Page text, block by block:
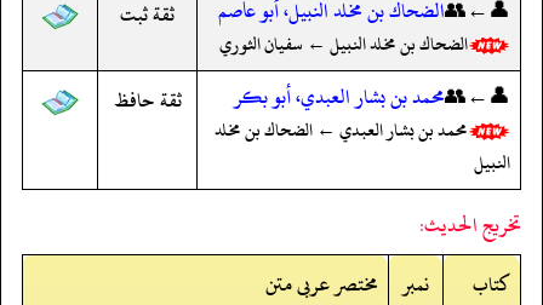
👤←👥الضحاك بن مخلد النبيل، أبو عاصم
الضحاك بن مخلد النبيل ← سفيان الثوري
ثقة ثبت
👤←👥محمد بن بشار العبدي، أبو بكر
محمد بن بشار العبدي ← الضحاك بن مخلد
النبيل
ثقة حافظ
تخريج الحديث:
کتاب
نمبر
مختصر عربی متن